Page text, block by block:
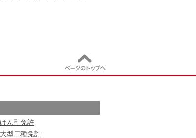
けん引免許
大型二種免許